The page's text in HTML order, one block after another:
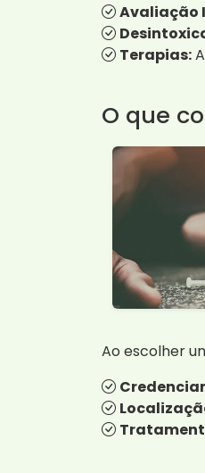
Avaliação
Terapias:
O que
Ao escolher